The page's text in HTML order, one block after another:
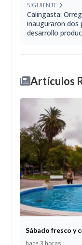
SIGUIENTE
Calingasta:
inauguraron dos
desarrollo
Artículos
Sábado fresco y
hace 3 horas